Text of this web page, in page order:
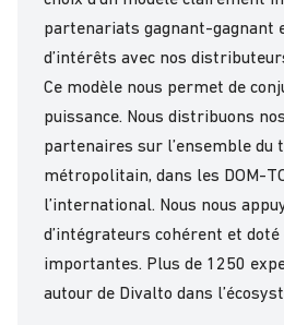
partenariats gagnant-gagnant
d’intérêts avec nos
Ce modèle nous permet de
puissance. Nous distribuons
partenaires sur l’ensemble du
métropolitain, dans les DOM-
l’international. Nous nous
d’intégrateurs cohérent et
importantes. Plus de 1250
autour de Divalto dans